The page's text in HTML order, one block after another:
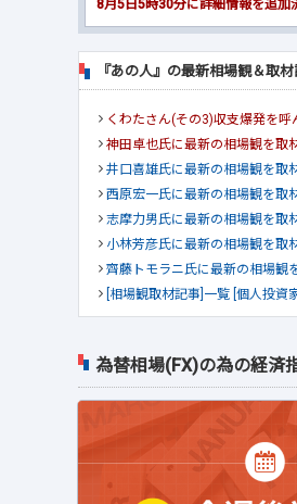
8月5日5時30分に詳細情報を追加
『あの人』の最新相場観＆取
くわたさん(その3)収支爆発を呼
神田卓也氏に最新の相場観を取
井口喜雄氏に最新の相場観を取
西原宏一氏に最新の相場観を取
志摩力男氏に最新の相場観を取
小林芳彦氏に最新の相場観を取
齊藤トモラニ氏に最新の相場観
[相場観取材記事]一覧 [個人投資
為替相場(FX)の為の経済